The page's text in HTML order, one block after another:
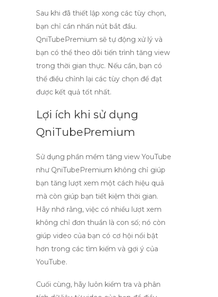
Sau khi đã thiết lập xong các tùy chọn,
bạn chỉ cần nhấn nút bắt đầu.
QniTubePremium sẽ tự động xử lý và
bạn có thể theo dõi tiến trình tăng view
trong thời gian thực. Nếu cần, bạn có
thể điều chỉnh lại các tùy chọn để đạt
được kết quả tốt nhất.
Lợi ích khi sử dụng
QniTubePremium
Sử dụng phần mềm tăng view YouTube
như QniTubePremium không chỉ giúp
bạn tăng lượt xem một cách hiệu quả
mà còn giúp bạn tiết kiệm thời gian.
Hãy nhớ rằng, việc có nhiều lượt xem
không chỉ đơn thuần là con số; nó còn
giúp video của bạn có cơ hội nổi bật
hơn trong các tìm kiếm và gợi ý của
YouTube.
Cuối cùng, hãy luôn kiểm tra và phân